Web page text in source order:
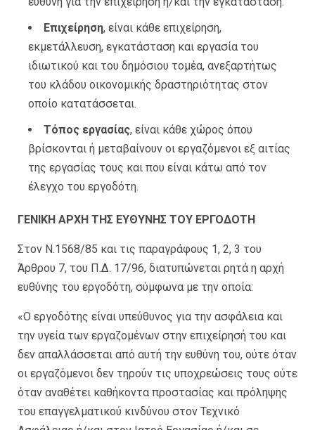
Επιχείρηση, είναι κάθε επιχείρηση,
εκμετάλλευση, εγκατάσταση και εργασία του
ιδιωτικού και του δημόσιου τομέα, ανεξαρτήτως
του κλάδου οικονομικής δραστηριότητας στον
οποίο κατατάσσεται.
Τόπος εργασίας, είναι κάθε χώρος όπου
βρίσκονται ή μεταβαίνουν οι εργαζόμενοι εξ αιτίας
της εργασίας τους και που είναι κάτω από τον
έλεγχο του εργοδότη.
ΓΕΝΙΚΗ ΑΡΧΗ ΤΗΣ ΕΥΘΥΝΗΣ ΤΟΥ ΕΡΓΟΔΟΤΗ
Στον Ν.1568/85 και τις παραγράφους 1, 2, 3 του
Άρθρου 7, του Π.Δ. 17/96, διατυπώνεται ρητά η αρχή
ευθύνης του εργοδότη, σύμφωνα με την οποία:
«Ο εργοδότης είναι υπεύθυνος για την ασφάλεια και
την υγεία των εργαζομένων στην επιχείρησή του και
δεν απαλλάσσεται από αυτή την ευθύνη του, ούτε όταν
οι εργαζόμενοι δεν τηρούν τις υποχρεώσεις τους ούτε
όταν αναθέτει καθήκοντα προστασίας και πρόληψης
του επαγγελματικού κινδύνου στον Τεχνικό